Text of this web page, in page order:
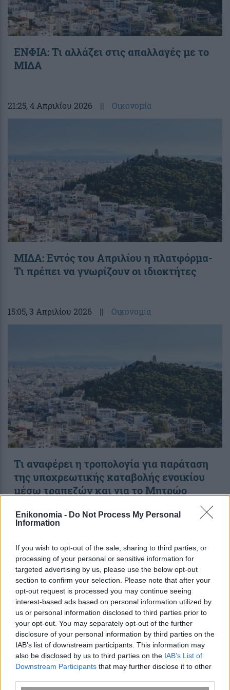
Enikonomia - Do Not Process My Personal
Information
If you wish to opt-out of the sale, sharing to third parties, or
processing of your personal or sensitive information for
targeted advertising by us, please use the below opt-out
section to confirm your selection. Please note that after your
opt-out request is processed you may continue seeing
interest-based ads based on personal information utilized by
us or personal information disclosed to third parties prior to
your opt-out. You may separately opt-out of the further
disclosure of your personal information by third parties on the
IAB’s list of downstream participants. This information may
also be disclosed by us to third parties on the IAB’s List of
Downstream Participants that may further disclose it to other
ΕΝΦΙΑ: Τι αλλάζει στις απαλλαγές με το
ΜΙΔΑ
21:25, 4 Απριλίου 2026 || Οικονομία
ΜΙΔΑ: Εντός του Απριλίου η πλατφόρμα-
Τι πρέπει να γνωρίζουν οι ιδιοκτήτες
15:05, 3 Απριλίου 2026 || Οικονομία
Τι αναφέρει η τροπολογία για παράταση
της υποχρεωτικής καταβολής ενοικίου
μέσω τραπεζών και για το Μητρώο
Ιδιοκτησίας και Διαχείρισης Ακινήτων
10:10 , 31 Μαρτίου 2026 Οικονομία